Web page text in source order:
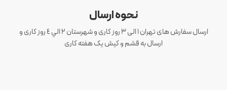
نحوه ارسال
ارسال سفارش های تهران 1 الی 3 روز کاری و شهرستان ٢ الي ٤ روز کاری و
ارسال به قشم و کیش یک هفته کاری